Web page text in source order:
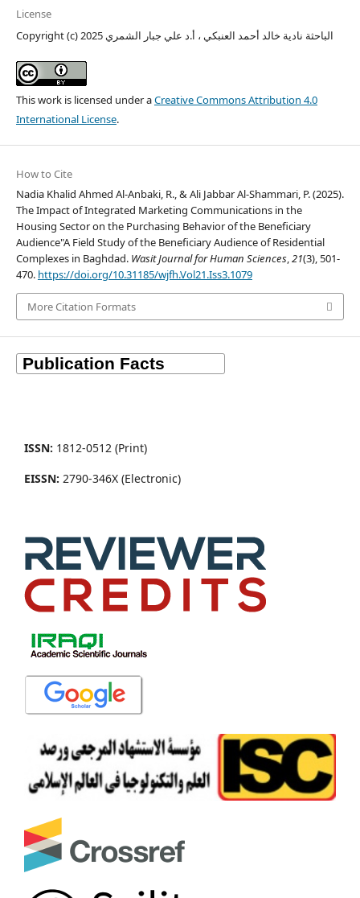
License
Copyright (c) 2025 الباحثة نادية خالد أحمد العنبكي ، أ.د علي جبار الشمري
This work is licensed under aCreative Commons Attribution 4.0
International License.
How to Cite
Nadia Khalid Ahmed Al-Anbaki, R., & Ali Jabbar Al-Shammari, P. (2025).
The Impact of Integrated Marketing Communications in the
Housing Sector on the Purchasing Behavior of the Beneficiary
Audience"A Field Study of the Beneficiary Audience of Residential
Complexes in Baghdad. Wasit Journal for Human Sciences,21(3), 501-
470. https://doi.org/10.31185/wjfh.Vol21.Iss3.1079
More Citation Formats
ISSN: 1812-0512 (Print)
EISSN: 2790-346X (Electronic)